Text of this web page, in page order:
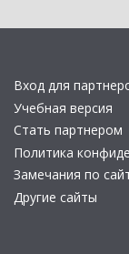
Вход для
Учебная версия
Стать партнером
Политика
Замечания по
Другие сайты